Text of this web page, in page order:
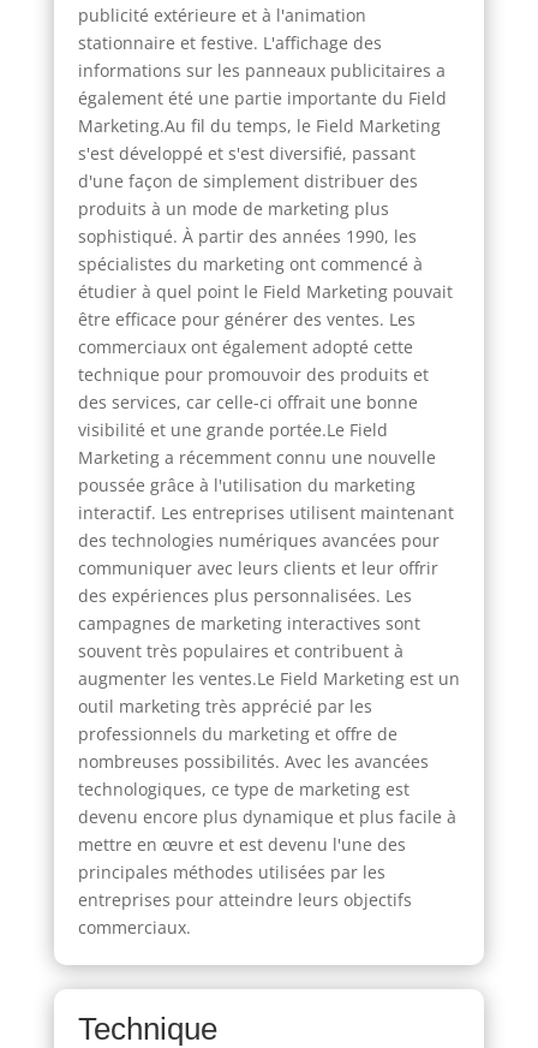
publicité extérieure et à l'animation
stationnaire et festive. L'affichage des
informations sur les panneaux publicitaires a
également été une partie importante du Field
Marketing.Au fil du temps, le Field Marketing
s'est développé et s'est diversifié, passant
d'une façon de simplement distribuer des
produits à un mode de marketing plus
sophistiqué. À partir des années 1990, les
spécialistes du marketing ont commencé à
étudier à quel point le Field Marketing pouvait
être efficace pour générer des ventes. Les
commerciaux ont également adopté cette
technique pour promouvoir des produits et
des services, car celle-ci offrait une bonne
visibilité et une grande portée.Le Field
Marketing a récemment connu une nouvelle
poussée grâce à l'utilisation du marketing
interactif. Les entreprises utilisent maintenant
des technologies numériques avancées pour
communiquer avec leurs clients et leur offrir
des expériences plus personnalisées. Les
campagnes de marketing interactives sont
souvent très populaires et contribuent à
augmenter les ventes.Le Field Marketing est un
outil marketing très apprécié par les
professionnels du marketing et offre de
nombreuses possibilités. Avec les avancées
technologiques, ce type de marketing est
devenu encore plus dynamique et plus facile à
mettre en œuvre et est devenu l'une des
principales méthodes utilisées par les
entreprises pour atteindre leurs objectifs
commerciaux.
Technique